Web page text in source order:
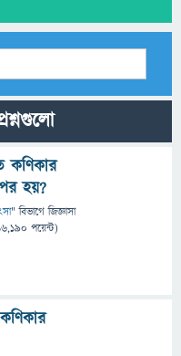
কণিকার
হয়?
" বিভাগে জিজ্ঞাসা
পয়েন্ট)